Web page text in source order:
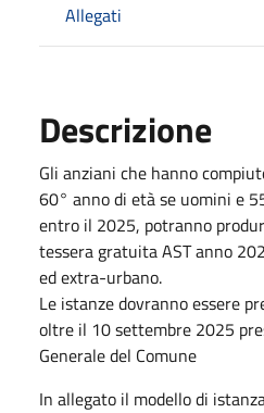
Allegati
Descrizione
Gli anziani che hanno
60° anno di età se uomini e
entro il 2025, potranno
tessera gratuita AST anno
ed extra-urbano.
Le istanze dovranno essere
oltre il 10 settembre 2025
Generale del Comune
In allegato il modello di